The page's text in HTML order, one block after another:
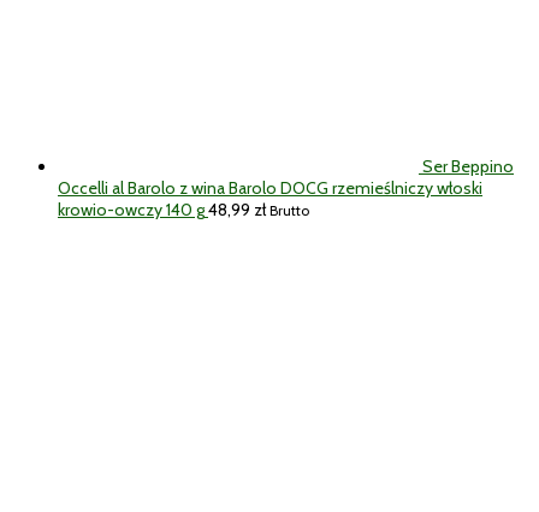
Ser Beppino
Occelli al Barolo z wina Barolo DOCG rzemieślniczy włoski
krowio-owczy 140 g48,99 zł Brutto